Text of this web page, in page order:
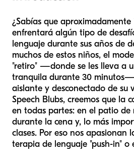
¿Sabías que aproximadamente
enfrentará algún tipo de
lenguaje durante sus años de
muchos de estos niños, el
"retiro" —donde se les lleva a
tranquila durante 30
aislante y desconectado de su
Speech Blubs, creemos que la
en todas partes: en el patio de
durante la cena y, lo más
clases. Por eso nos apasionan
terapia de lenguaje "push-in" o